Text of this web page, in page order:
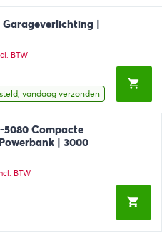
Garageverlichting |
BTW
vandaag verzonden
5080 Compacte
| 3000
BTW